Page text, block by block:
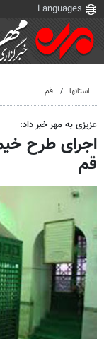
استانها قم
عزیزی به مهر خبر داد:
قم